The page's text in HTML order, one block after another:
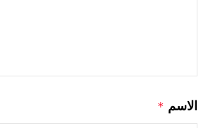
الاسم *